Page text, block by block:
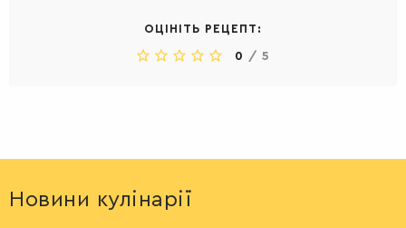
ОЦІНІТЬ РЕЦЕПТ:
0 / 5
Новини кулінарії